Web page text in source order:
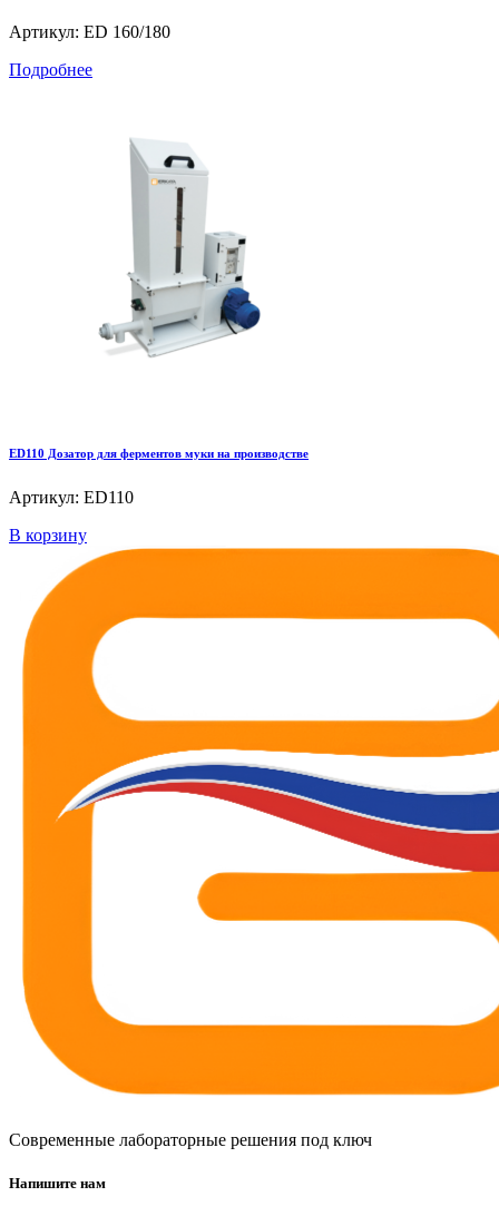
Артикул: ED 160/180
Подробнее
ED110 Дозатор для ферментов муки на производстве
Артикул: ED110
В корзину
Современные лабораторные решения под ключ
Напишите нам